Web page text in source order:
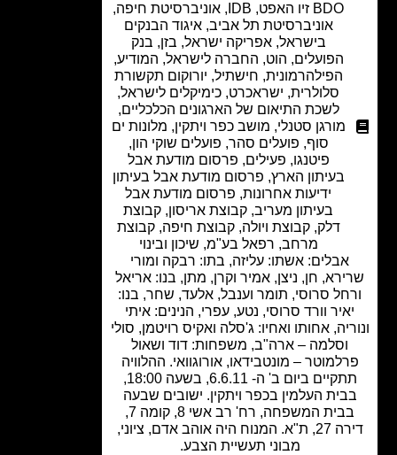
,
IDB
,אוניברסיטת חיפה,
אוניברסיטת תל אביב,איגוד הבנקים
בישראל,אפריקה ישראל, בזן,בנק
הפועלים,הוט,החברה לישראל ,המודיע
הפילהרמונית,חישתיל ,יורוקום תקשורת
סלולרית,ישראכרט,כימיקלים לישראל ,
לשכת התיאום של הארגונים הכלכליים,
מורגן סטנלי, מושב כפר ויתקין,מלונות ים
פועלים סהר,פועלים שוקי הון ,
פעילים,פרסום מודעת אבל
בעיתון הארץ,פרסום מודעת אבל בעיתון
ידיעות אחרונות,פרסום מודעת אבל
בעיתון מעריב, קבוצת אריסון, קבוצת
קבוצת ויולה,קבוצת חיפה,קבוצת
רפאל בע"מ,שיכון ובינוי
אבלים: אשתו: עליזה, בתו: רבקה ומורי
חן, ניצן, אמיר וקרן, מתן, בנו: אריאל
סרוסי, תומר וענבל, אלעד, שחר, בנו:
וורד סרוסי, נטע, עפרי, הנינים: איתי
אחותו ואחיו: ג'סלה ואקיס רויטמן, סולי
וסלמה – ארה"ב, משפחות: דוד ושאול
– מונטבידאו, אורוגוואי. ההלוויה
תתקיים ביום ב' ה- 6.6.11, בשעה 18:00,
העלמין בכפר ויתקין. ישובים שבעה
בבית המשפחה, רח' רב אשי 8, קומה 7,
דירה 27, ת"א. המנוח היה אוהב אדם, ציוני,
מבוני תעשיית הצבע.